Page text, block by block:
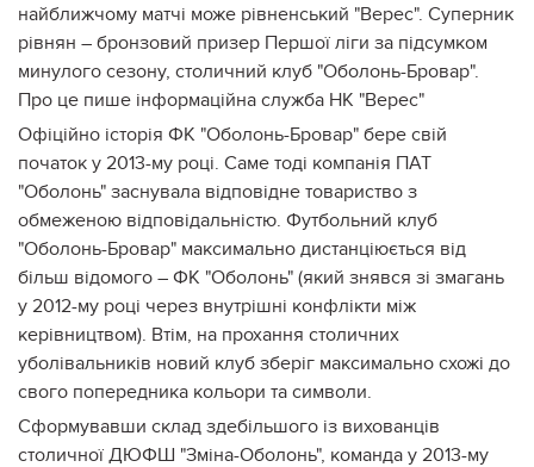
найближчому матчі може рівненський "Верес". Суперник
рівнян – бронзовий призер Першої ліги за підсумком
минулого сезону, столичний клуб "Оболонь-Бровар".
Про це пише інформаційна служба НК "Верес"
Офіційно історія ФК "Оболонь-Бровар" бере свій
початок у 2013-му році. Саме тоді компанія ПАТ
"Оболонь" заснувала відповідне товариство з
обмеженою відповідальністю. Футбольний клуб
"Оболонь-Бровар" максимально дистанціюється від
більш відомого – ФК "Оболонь" (який знявся зі змагань
у 2012-му році через внутрішні конфлікти між
керівництвом). Втім, на прохання столичних
уболівальників новий клуб зберіг максимально схожі до
свого попередника кольори та символи.
Сформувавши склад здебільшого із вихованців
столичної ДЮФШ "Зміна-Оболонь", команда у 2013-му